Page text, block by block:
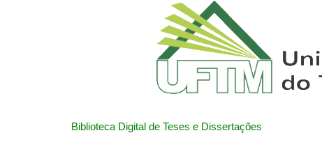
Biblioteca Digital de Teses e Dissertações